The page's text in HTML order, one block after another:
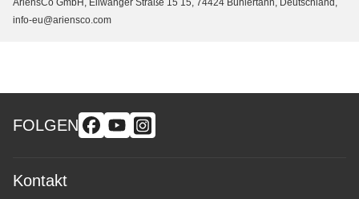
AriensCo GmbH, Ellwanger Straße 15 15, 74424 Bühlertann, Deutschland,
info-eu@ariensco.com
FOLGEN
Kontakt